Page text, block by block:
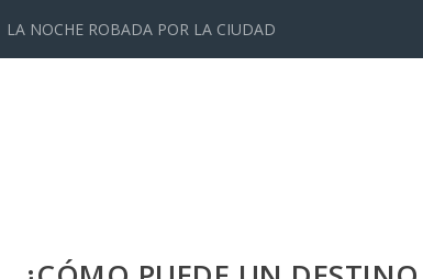
LA NOCHE ROBADA POR LA CIUDAD